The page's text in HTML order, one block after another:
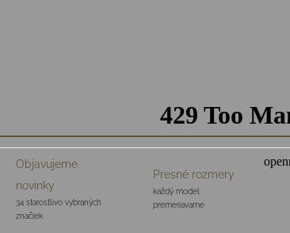
Objavujeme
novinky
34 starostlivo vybraných
značiek
Presné rozmery
každý model
premeriavame